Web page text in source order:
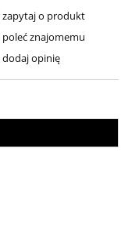
zapytaj o produkt
poleć znajomemu
dodaj opinię
PŁATNOŚCI